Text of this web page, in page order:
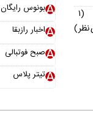
(۱
نظر)
بونوس رایگان
اخبار رازبقا
صبح فوتبالی
تیتر پلاس